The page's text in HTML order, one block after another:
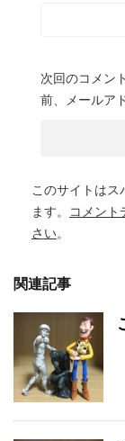
次回のコメン
前、メールア
このサイトは
ます。
コメント
さい。
関連記事